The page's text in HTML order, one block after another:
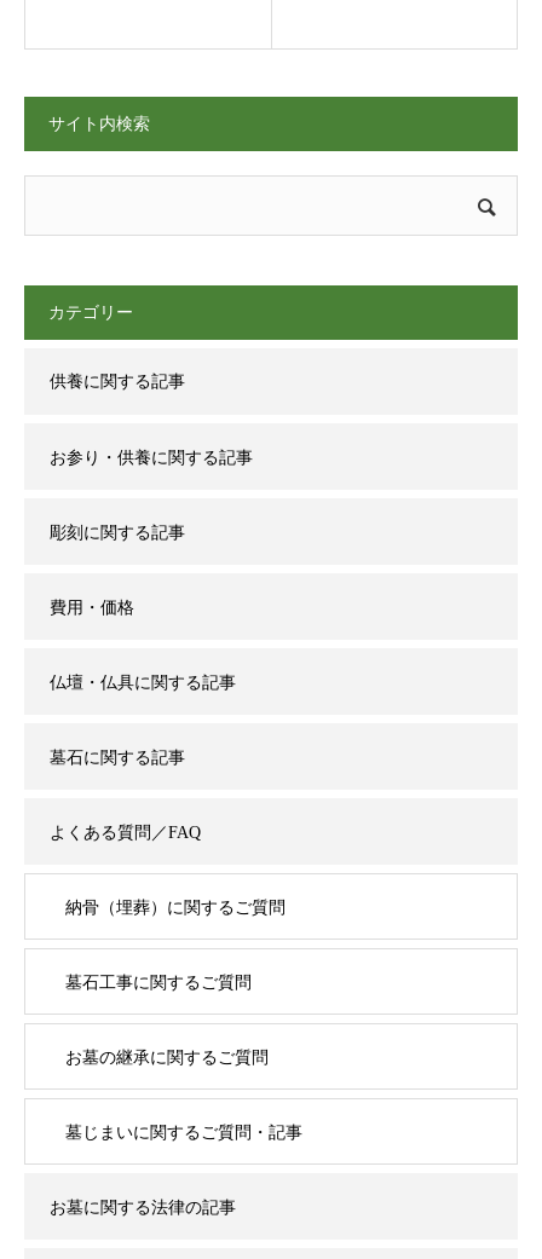
サイト内検索
カテゴリー
供養に関する記事
お参り・供養に関する記事
彫刻に関する記事
費用・価格
仏壇・仏具に関する記事
墓石に関する記事
よくある質問／FAQ
納骨（埋葬）に関するご質問
墓石工事に関するご質問
お墓の継承に関するご質問
墓じまいに関するご質問・記事
お墓に関する法律の記事